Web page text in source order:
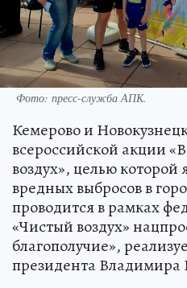
Фото: пресс-служба АПК.
Кемерово и
всероссийской акции
воздух», целью которой
вредных выбросов в
проводится в рамках
«Чистый воздух»
благополучие»,
президента Владимира